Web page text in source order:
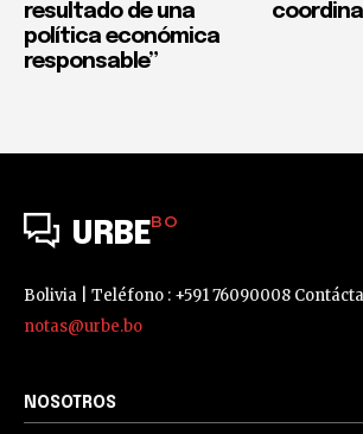
resultado de una
política económica
responsable”
URBEBO
Bolivia | Teléfono : +591 76090008
notas@urbe.bo
NOSOTROS